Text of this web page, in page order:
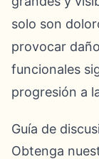
solo son
provocar
funcionales
progresión a
Guía de
Obtenga